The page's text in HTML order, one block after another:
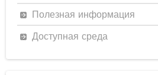
Полезная информация
Доступная среда